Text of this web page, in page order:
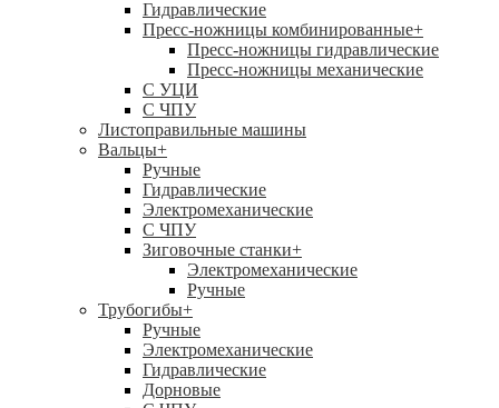
Гидравлические
Пресс-ножницы комбинированные+
Пресс-ножницы гидравлические
Пресс-ножницы механические
С УЦИ
С ЧПУ
Листоправильные машины
Вальцы+
Ручные
Гидравлические
Электромеханические
С ЧПУ
Зиговочные станки+
Электромеханические
Ручные
Трубогибы+
Ручные
Электромеханические
Гидравлические
Дорновые